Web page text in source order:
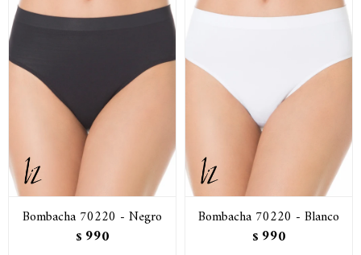
Bombacha 70220 - Negro
$ 990
Bombacha 70220 - Blanco
$ 990